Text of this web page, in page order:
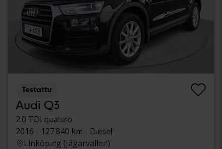
Testattu
Audi Q3
2.0 TDI quattro
2016
127 840 km
Diesel
Linköping (Jägarvallen)